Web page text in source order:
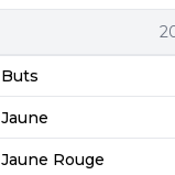
Buts
Jaune
Jaune Rouge